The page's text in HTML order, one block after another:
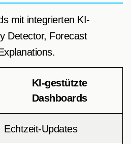
mit integrierten KI-
Detector, Forecast
KI-gestützte
Dashboards
Echtzeit-Updates